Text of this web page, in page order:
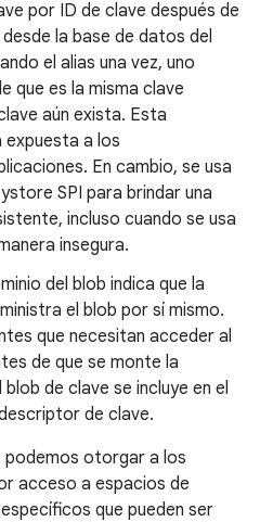
por ID de clave después de
la base de datos del
el alias una vez, uno
que es la misma clave
aún exista. Esta
expuesta a los
En cambio, se usa
SPI para brindar una
incluso cuando se usa
insegura.
del blob indica que la
el blob por sí mismo.
que necesitan acceder al
de que se monte la
de clave se incluye en el
de clave.
podemos otorgar a los
acceso a espacios de
que pueden ser